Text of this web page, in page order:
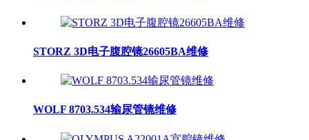
STORZ 3D电子腹腔镜26605BA维修
WOLF 8703.534输尿管镜维修